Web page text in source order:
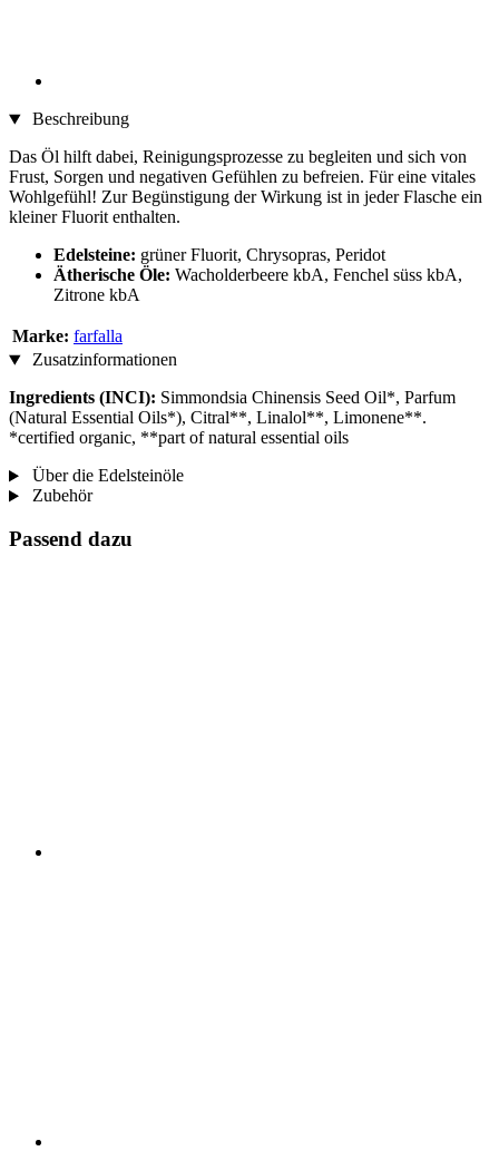
Beschreibung
Das Öl hilft dabei, Reinigungsprozesse zu begleiten und sich von
Frust, Sorgen und negativen Gefühlen zu befreien. Für eine vitales
Wohlgefühl! Zur Begünstigung der Wirkung ist in jeder Flasche ein
kleiner Fluorit enthalten.
Edelsteine: grüner Fluorit, Chrysopras, Peridot
Ätherische Öle: Wacholderbeere kbA, Fenchel süss kbA,
Zitrone kbA
Marke: farfalla
Zusatzinformationen
Ingredients (INCI): Simmondsia Chinensis Seed Oil*, Parfum
(Natural Essential Oils*), Citral**, Linalol**, Limonene**.
*certified organic, **part of natural essential oils
Über die Edelsteinöle
Zubehör
Passend dazu